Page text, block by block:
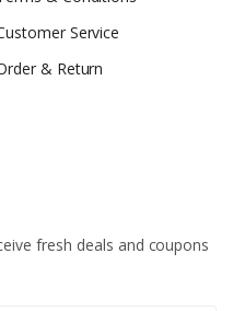
Service
& Return
fresh deals and coupons